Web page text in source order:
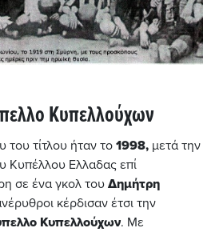
Κυπελλούχων
του τίτλου ήταν το 1998, μετά την
Κυπέλλου Ελλαδας επί
σε ένα γκολ του Δημήτρη
κέρδισαν έτσι την
Κυπελλούχων. Με